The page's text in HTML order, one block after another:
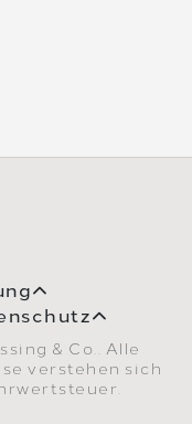
& Co.. Alle
verstehen sich